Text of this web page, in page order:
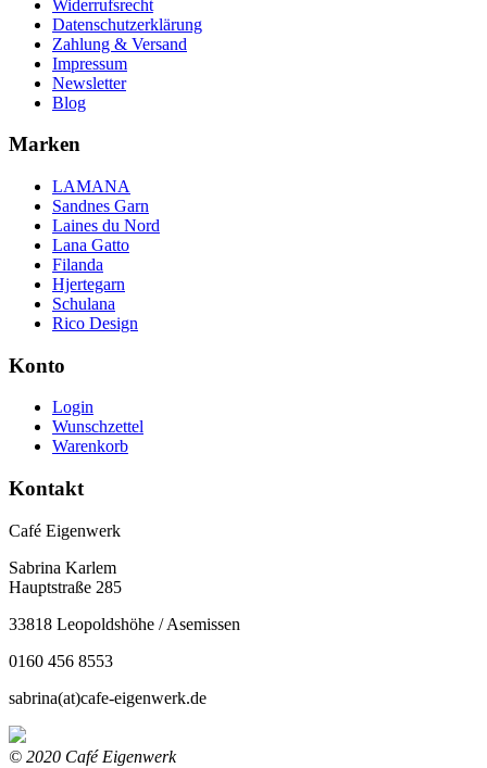
Widerrufsrecht
Datenschutzerklärung
Zahlung & Versand
Impressum
Newsletter
Blog
Marken
LAMANA
Sandnes Garn
Laines du Nord
Lana Gatto
Filanda
Hjertegarn
Schulana
Rico Design
Konto
Login
Wunschzettel
Warenkorb
Kontakt
Café Eigenwerk
Sabrina Karlem
Hauptstraße 285
33818 Leopoldshöhe / Asemissen
0160 456 8553
sabrina(at)cafe-eigenwerk.de
© 2020 Café Eigenwerk